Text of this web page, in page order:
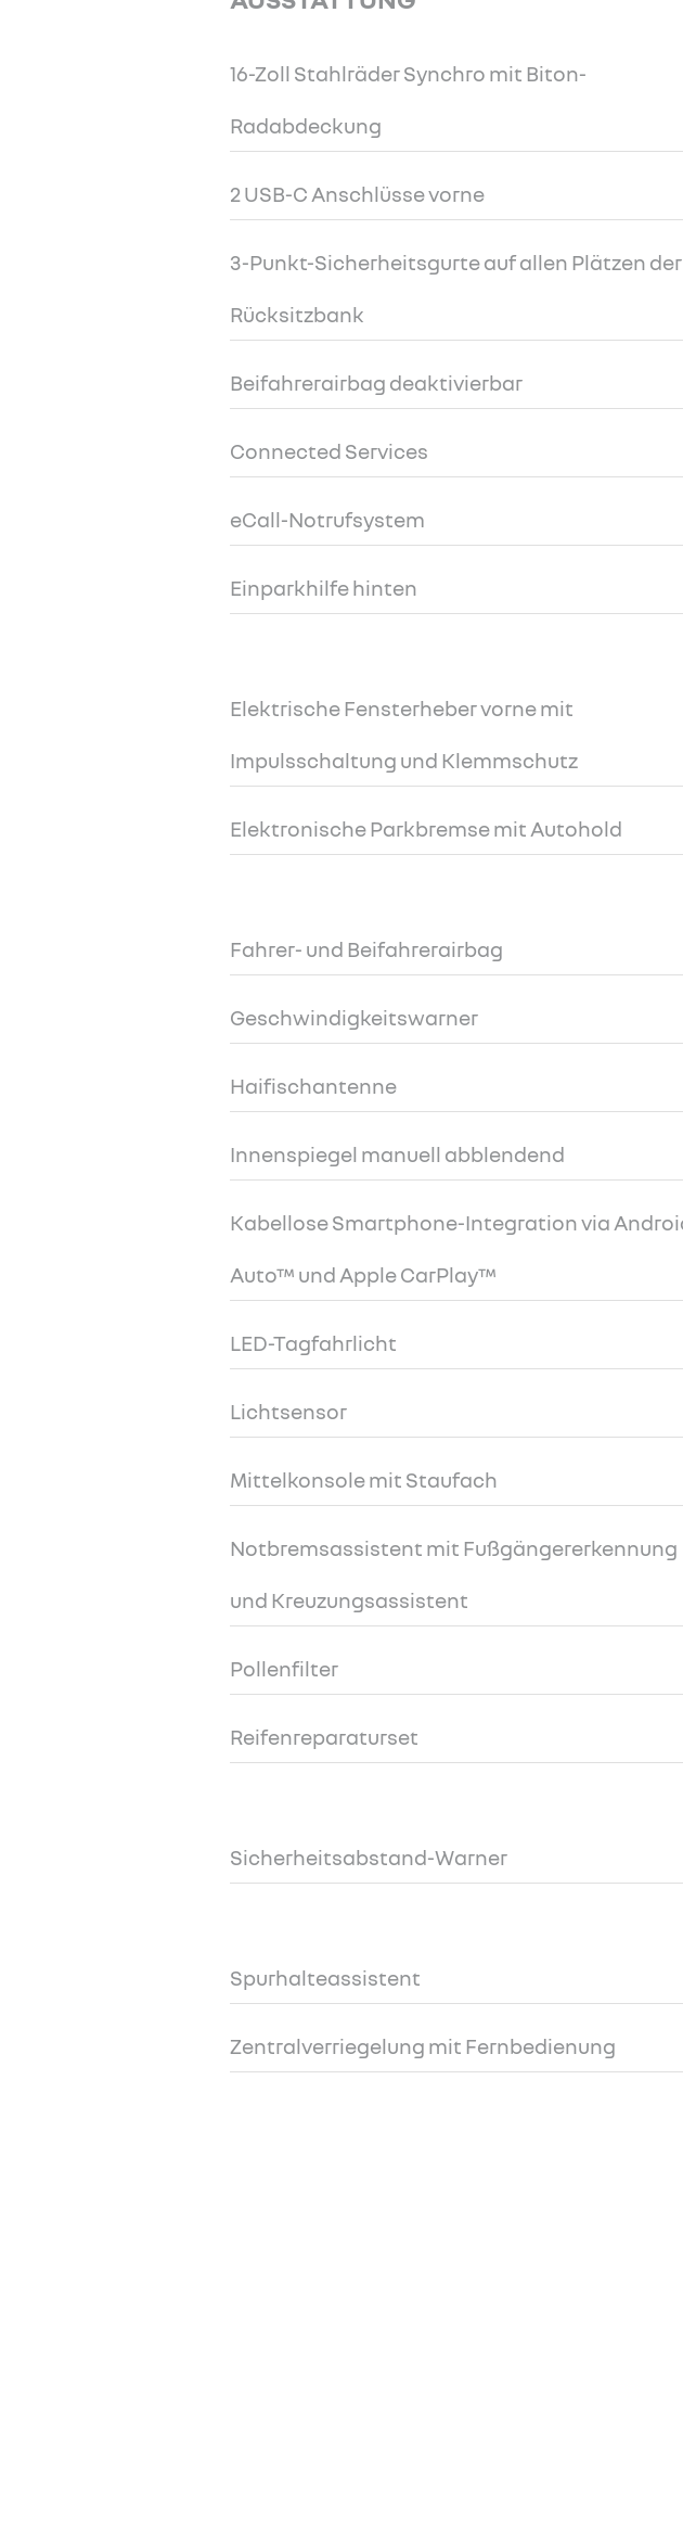
16-Zoll Stahlräder Synchro mit Biton-
Radabdeckung
2 USB-C Anschlüsse vorne
3-Punkt-Sicherheitsgurte auf allen Plätzen der
Rücksitzbank
Beifahrerairbag deaktivierbar
Connected Services
eCall-Notrufsystem
Einparkhilfe hinten
Elektrische Fensterheber vorne mit
Impulsschaltung und Klemmschutz
Elektronische Parkbremse mit Autohold
Fahrer- und Beifahrerairbag
Geschwindigkeitswarner
Haifischantenne
Innenspiegel manuell abblendend
Kabellose Smartphone-Integration via
Auto™ und Apple CarPlay™
LED-Tagfahrlicht
Lichtsensor
Mittelkonsole mit Staufach
Notbremsassistent mit Fußgängererkennung
und Kreuzungsassistent
Pollenfilter
Reifenreparaturset
Sicherheitsabstand-Warner
Spurhalteassistent
Zentralverriegelung mit Fernbedienung